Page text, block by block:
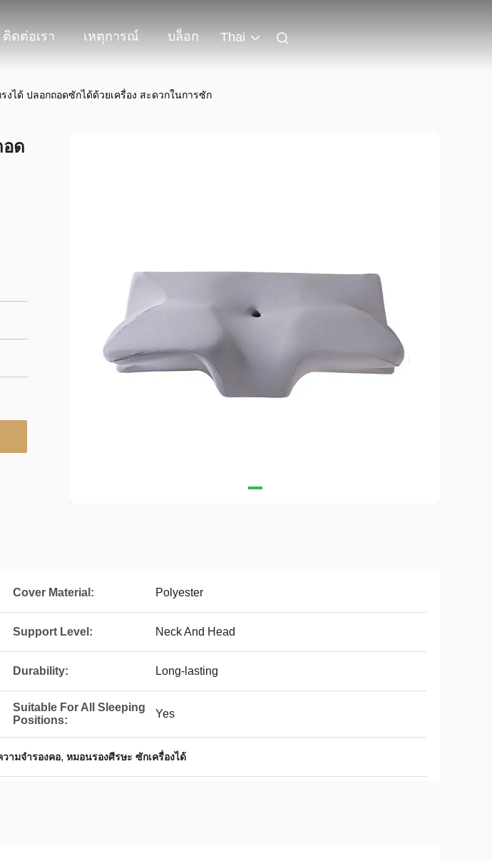
ติดต่อเรา เหตุการณ์ บล็อก Thai
ได้ ปลอกถอดซักได้ด้วยเครื่อง สะดวกในการซัก
อด
Cover Material: Polyester
Support Level: Neck And Head
Durability: Long-lasting
Suitable For All Sleeping
Positions:
Yes
ามจํารองคอ, หมอนรองศีรษะ ซักเครื่องได้